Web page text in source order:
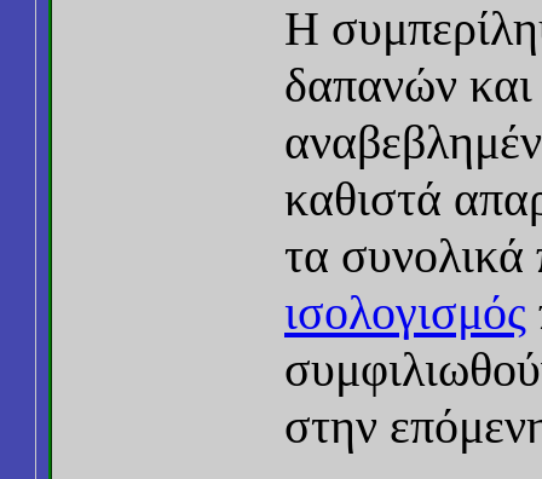
Η
δαπανών και
καθιστά
τα
ισολογισμός
στην